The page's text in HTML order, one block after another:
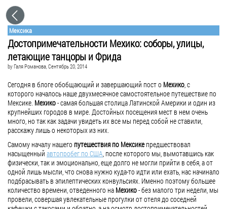
Мексика
Достопримечательности Мехико: соборы, улицы,
летающие танцоры и Фрида
byГаля Романова, Сентябрь 20, 2014
Сегодня в блоге обобщающий и завершающий пост о Мехико, с
которого началось наше двухмесячное самостоятельное путешествие по
Мексике. Мехико- самая большая столица Латинской Америки и один из
крупнейших городов в мире. Достойных посещения мест в нем очень
много, но так как задачи увидеть их все мы перед собой не ставили,
расскажу лишь о некоторых из них.
Самому началу нашего путешествия по Мексикепредшествовал
насыщенный автопробег по США, после которого мы, вымотавшись как
физически, так и эмоционально, еще долго не могли прийти в себя, а от
одной лишь мысли, что снова нужно куда-то идти или ехать, нас начинало
подбрасывать в эпилептических конвульсиях. Именно поэтому большее
количество времени, отведенного на Мехико- без малого три недели, мы
провели, совершая увлекательные прогулки от отеля до соседней